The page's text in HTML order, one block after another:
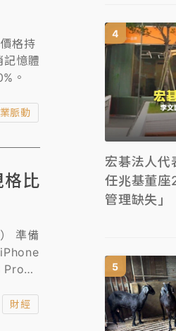
格持
記憶體
。
脈動
比
準備
及
似，
財經
宏碁法人代
任兆基董
管理缺失」